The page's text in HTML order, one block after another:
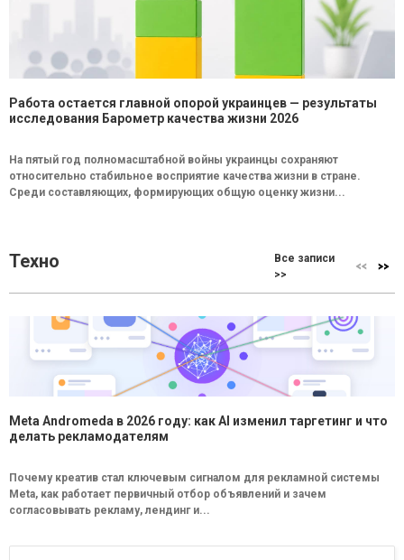
Работа остается главной опорой украинцев — результаты
исследования Барометр качества жизни 2026
На пятый год полномасштабной войны украинцы сохраняют
относительно стабильное восприятие качества жизни в стране.
Среди составляющих, формирующих общую оценку жизни...
Техно
Все записи
>>
Meta Andromeda в 2026 году: как AI изменил таргетинг и что
делать рекламодателям
Почему креатив стал ключевым сигналом для рекламной системы
Meta, как работает первичный отбор объявлений и зачем
согласовывать рекламу, лендинг и...